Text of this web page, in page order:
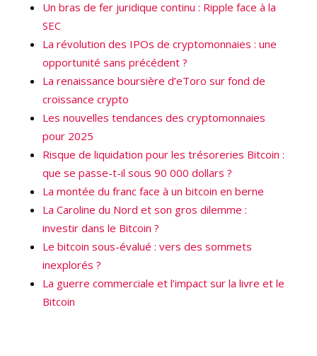
Un bras de fer juridique continu : Ripple face à la
SEC
La révolution des IPOs de cryptomonnaies : une
opportunité sans précédent ?
La renaissance boursière d’eToro sur fond de
croissance crypto
Les nouvelles tendances des cryptomonnaies
pour 2025
Risque de liquidation pour les trésoreries Bitcoin :
que se passe-t-il sous 90 000 dollars ?
La montée du franc face à un bitcoin en berne
La Caroline du Nord et son gros dilemme :
investir dans le Bitcoin ?
Le bitcoin sous-évalué : vers des sommets
inexplorés ?
La guerre commerciale et l’impact sur la livre et le
Bitcoin